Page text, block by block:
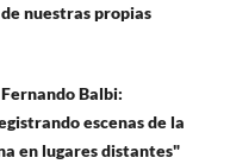
nuestras propias
Balbi:
escenas de la
en lugares distantes"